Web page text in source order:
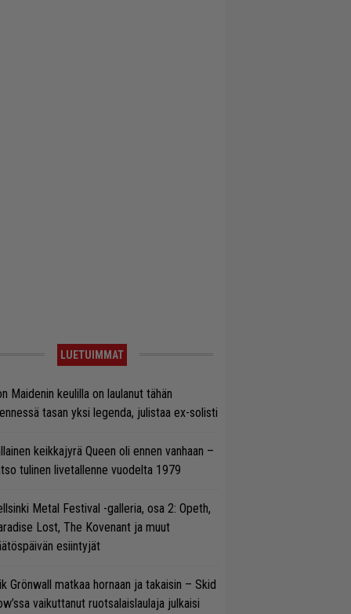
LUETUIMMAT
Maidenin keulilla on laulanut tähän
tasan yksi legenda, julistaa ex-solisti
keikkajyrä Queen oli ennen vanhaan –
tulinen livetallenne vuodelta 1979
Metal Festival -galleria, osa 2: Opeth,
Lost, The Kovenant ja muut
esiintyjät
Grönwall matkaa hornaan ja takaisin – Skid
vaikuttanut ruotsalaislaulaja julkaisi